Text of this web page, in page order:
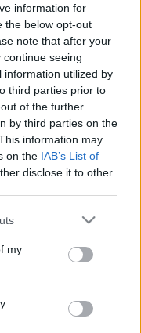
information for
the below opt-out
note that after your
seeing
information utilized by
third parties prior to
of the further
by third parties on the
information may
on the IAB’s List of
disclose it to other
one or more Google
You may click to
third-party tags to
in below Google
my